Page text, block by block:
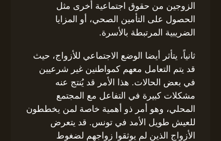
الزوجين من حقوق اجتماعية أخرى مثل
الحصول على التأمين الصحي، أو المزايا
الضريبية المرتبطة بالأسرة.
ثانياً، يتأثر أيضا الوضع الاجتماعي للأزواج، حيث
قد يتم التعامل معهم كمواطنين غير شرعيين
في بعض الحالات. هذا الأمر قد يُنتج عنه
مشكلات كبيرة في التفاعل مع المجتمع
المحلي، وهو أمر ذو أهمية خاصة لمن يخططون
للعيش طويل الأمد في تونس. قد يتعرض
الأزواج الذين لم يوثقوا زواجهم لضغوط